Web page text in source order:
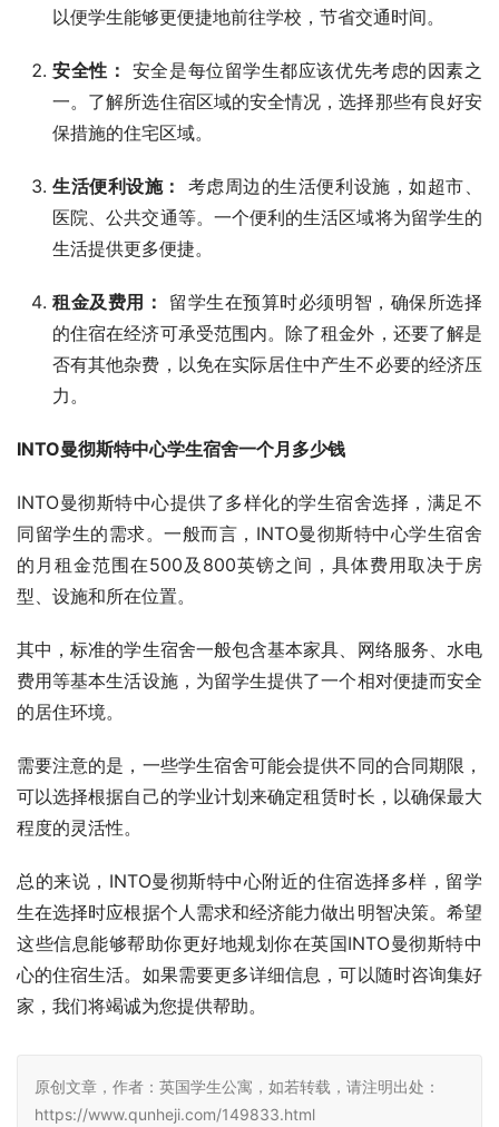
以便学生能够更便捷地前往学校，节省交通时间。
安全性： 安全是每位留学生都应该优先考虑的因素之
一。了解所选住宿区域的安全情况，选择那些有良好安
保措施的住宅区域。
生活便利设施：
考虑周边的生活便利设施，如超市、
医院、公共交通等。一个便利的生活区域将为留学生的
生活提供更多便捷。
租金及费用：
留学生在预算时必须明智，确保所选择
的住宿在经济可承受范围内。除了租金外，还要了解是
否有其他杂费，以免在实际居住中产生不必要的经济压
力。
INTO曼彻斯特中心学生宿舍一个月多少钱
INTO曼彻斯特中心提供了多样化的学生宿舍选择，满足不
同留学生的需求。一般而言，INTO曼彻斯特中心学生宿舍
的月租金范围在500及800英镑之间，具体费用取决于房
型、设施和所在位置。
其中，标准的学生宿舍一般包含基本家具、网络服务、水电
费用等基本生活设施，为留学生提供了一个相对便捷而安全
的居住环境。
需要注意的是，一些学生宿舍可能会提供不同的合同期限，
可以选择根据自己的学业计划来确定租赁时长，以确保最大
程度的灵活性。
总的来说，INTO曼彻斯特中心附近的住宿选择多样，留学
生在选择时应根据个人需求和经济能力做出明智决策。希望
这些信息能够帮助你更好地规划你在英国INTO曼彻斯特中
心的住宿生活。如果需要更多详细信息，可以随时咨询集好
家，我们将竭诚为您提供帮助。
原创文章，作者：英国学生公寓，如若转载，请注明出处：
https://www.qunheji.com/149833.html